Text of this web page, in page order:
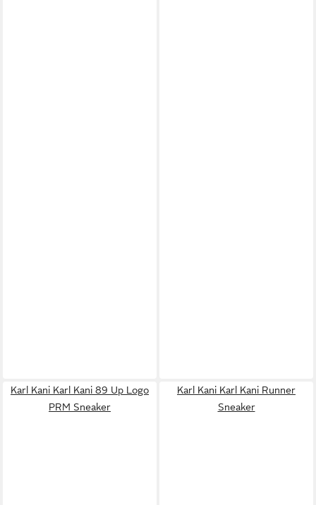
Karl Kani Karl Kani 89 Up Logo
PRM Sneaker
Karl Kani Karl Kani Runner
Sneaker